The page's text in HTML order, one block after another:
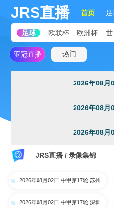
JRS直播 首页
足球 欧联杯 欧洲杯 世
亚冠直播 热门
2026年08月
2026年08月
2026年08月
JRS直播 / 录像集锦
2026年08月02日 中甲第17轮 苏州
2026年08月02日 中甲第17轮 深圳